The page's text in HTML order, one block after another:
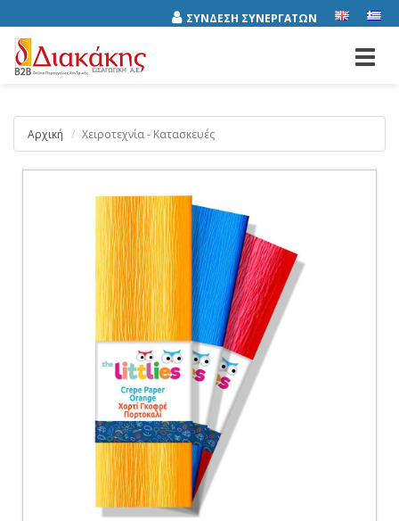
ΣΥΝΔΕΣΗ ΣΥΝΕΡΓΑΤΩΝ
Αρχική Χειροτεχνία - Κατασκευές